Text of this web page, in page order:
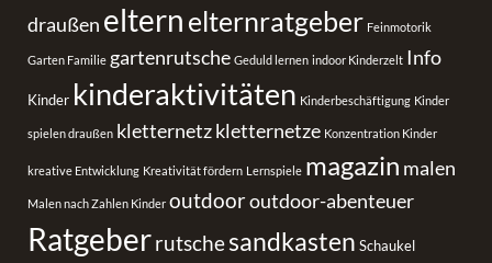
draußen eltern elternratgeber Feinmotorik
Garten Familie gartenrutsche Geduld lernen indoor Kinderzelt Info
Kinder kinderaktivitäten Kinderbeschäftigung Kinder
spielen draußen kletternetzkletternetze Konzentration Kinder
kreative Entwicklung Kreativität fördern Lernspiele magazin malen
Malen nach Zahlen Kinder outdooroutdoor-abenteuer
Ratgeberrutschesandkasten Schaukel